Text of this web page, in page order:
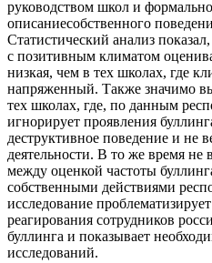
руководством школ и
описаниесобственного
Статистический анализ
с позитивным климатом
низкая, чем в тех школах, где
напряженный. Также значимо
тех школах, где, по данным
игнорирует проявления
деструктивное поведение и не
деятельности. В то же время не
между оценкой частоты
собственными действиями
исследование
реагирования сотрудников
буллинга и показывает
исследований.